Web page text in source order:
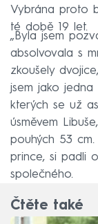
Vybrána proto
té době 19 let.
„Byla jsem
absolvovala s
zkoušely
jsem jako
kterých se už
úsměvem
pouhých 53 cm.
prince, si padli
společného.
Čtěte také